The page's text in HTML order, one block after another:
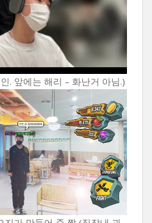
. 앞에는 해리 – 화난거 아님.)